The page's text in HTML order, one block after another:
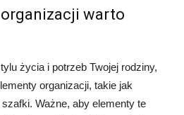
warto
życia i potrzeb Twojej rodziny,
organizacji, takie jak
Ważne, aby elementy te